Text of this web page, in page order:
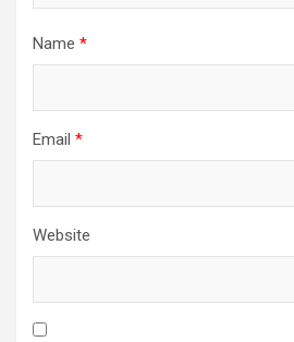
Name *
Email *
Website